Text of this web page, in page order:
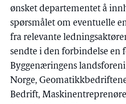
ønsket departementet å
spørsmålet om eventuelle
fra relevante
sendte i den forbindelse en
Byggenæringens
Norge,
Bedrift,